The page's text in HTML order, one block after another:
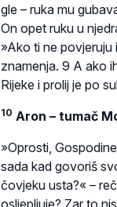
gle – ruka mu
On opet ruku u
»Ako ti ne
znamenja. 9 A ako
Rijeke i prolij je po
10 Aron – tumač
»Oprosti,
sada kad govoriš
čovjeku usta?« –
osljepljuje? Zar to